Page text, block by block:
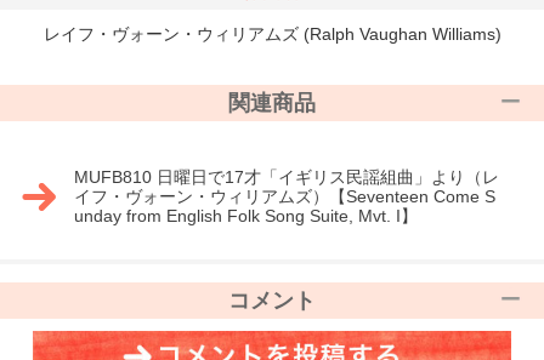
レイフ・ヴォーン・ウィリアムズ (Ralph Vaughan Williams)
関連商品
MUFB810 日曜日で17才「イギリス民謡組曲」より（レ
イフ・ヴォーン・ウィリアムズ）【Seventeen Come S
unday from English Folk Song Suite, Mvt. I】
コメント